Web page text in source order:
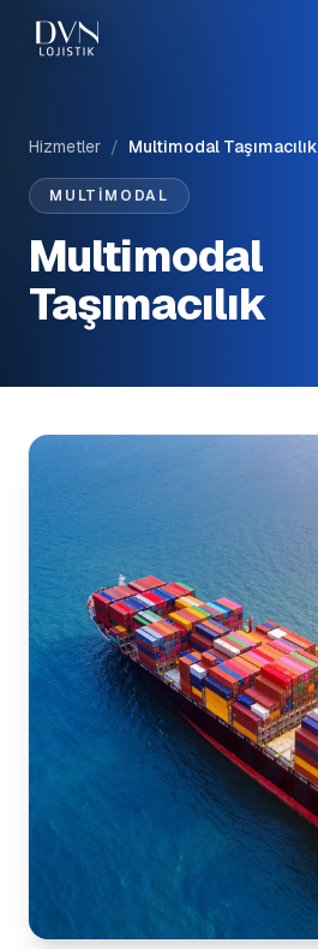
Hizmetler / Multimodal Taşımacılık
MULTIMODAL
Multimodal
Taşımacılık